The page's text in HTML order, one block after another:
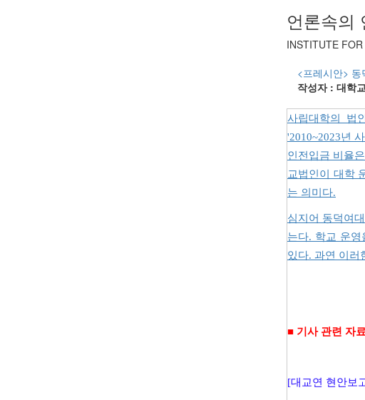
언론속의
INSTITUTE
<프레시안>
작성자 : 대학
사립대학의 법
'2010~2023년
인전입금 비율
교법인이 대학
는 의미다.
심지어 동덕여
는다. 학교 운
있다. 과연 이러
■ 기사 관련 자료
[대교연 현안보